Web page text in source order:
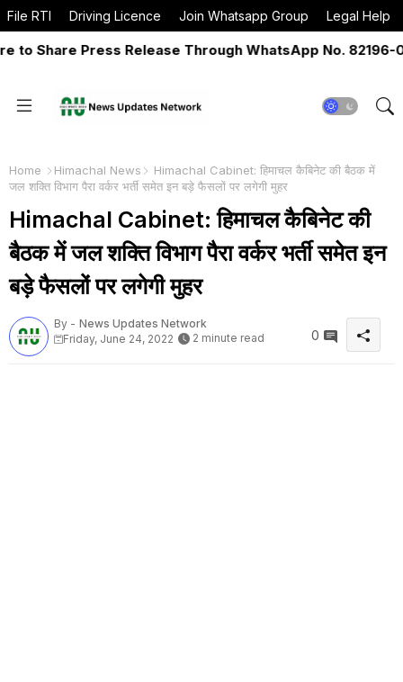
File RTI Driving Licence Join Whatsapp Group Legal Help
Press Release Through WhatsApp No. 82196-
Home Himachal News
Himachal Cabinet: हिमाचल कैबिनेट की बैठक में
जल शक्ति विभाग पैरा वर्कर भर्ती समेत इन बड़े फैसलों पर लगेगी मुहर
Himachal Cabinet: हिमाचल कैबिनेट की
बैठक में जल शक्ति विभाग पैरा वर्कर भर्ती समेत इन
बड़े फैसलों पर लगेगी मुहर
By - News Updates Network
Friday, June 24, 2022
2 minute read 0